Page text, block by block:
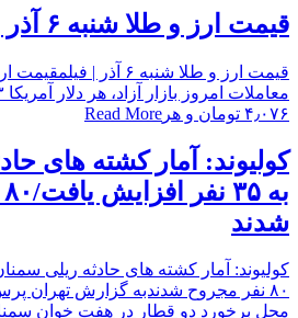
قیمت ارز و طلا شنبه ۶ آذر | فیلم
۴٫۰۷۶ تومان و هر
Read More
کولیوند: آمار کشته های
شدند
۸۰ نفر مجروح شدندبه گزارش تهران
محل برخورد دو قطار در هفت خوان